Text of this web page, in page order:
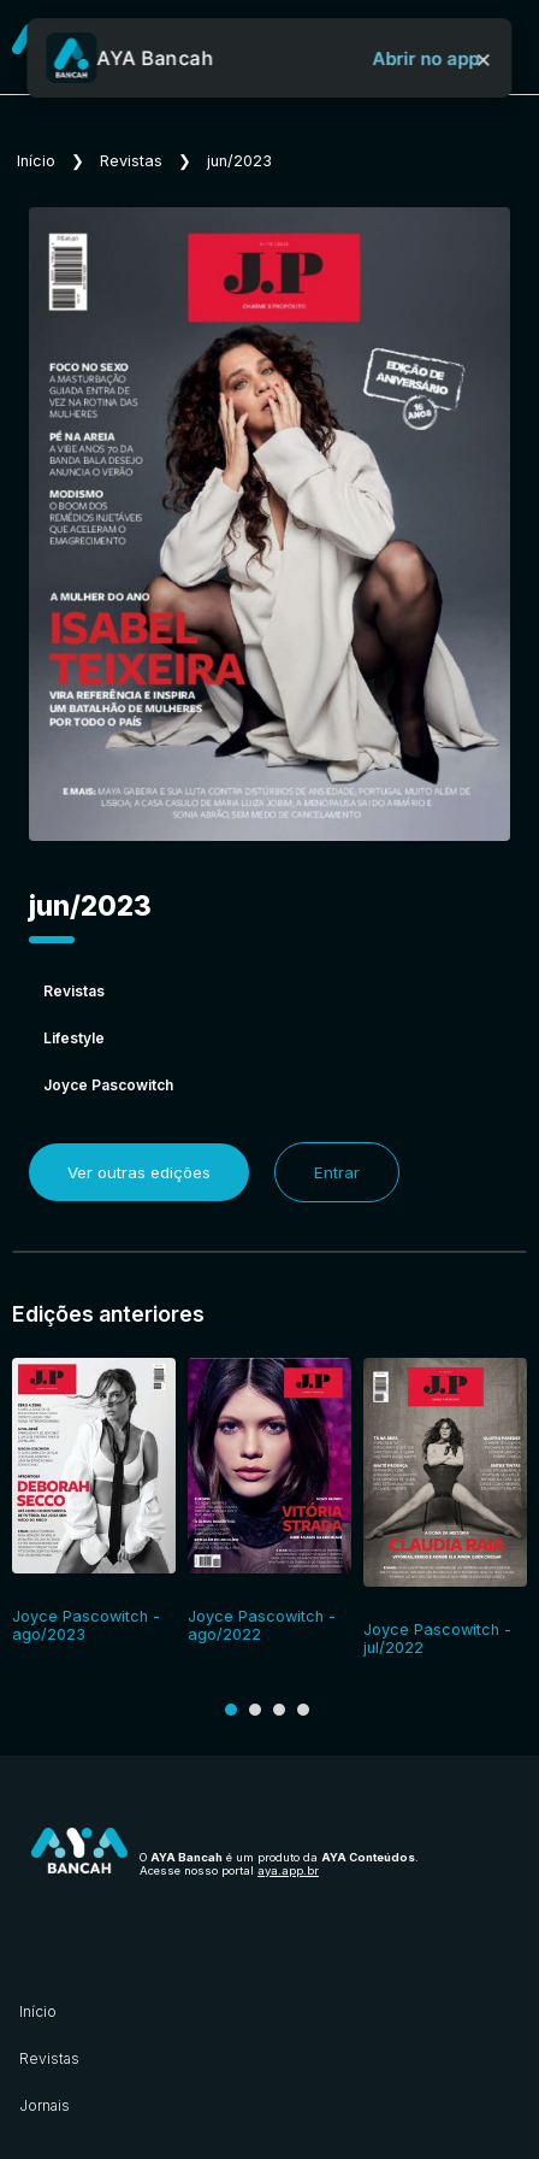
Sobre o Aya Bancah
Jornais
Entrar
AYA Bancah Abrir no app×
Início ❯ Revistas ❯ jun/2023
jun/2023
Revistas
Lifestyle
Joyce Pascowitch
Ver outras edições Entrar
Edições anteriores
Joyce Pascowitch -
ago/2023
Joyce Pascowitch -
ago/2022
Joyce Pascowitch -
jul/2022
O AYA Bancah é um produto da AYA Conteúdos
Acesse nosso portal aya.app.br
Início
Revistas
Jornais